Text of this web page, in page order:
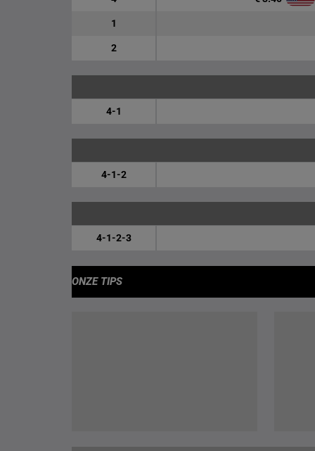
1
2
4-1
4-1-2
4-1-2-3
ONZE TIPS